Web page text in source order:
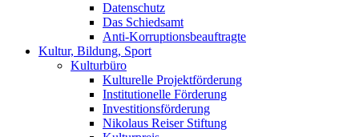
Datenschutz
Das Schiedsamt
Anti-Korruptionsbeauftragte
Kultur, Bildung, Sport
Kulturbüro
Kulturelle Projektförderung
Institutionelle Förderung
Investitionsförderung
Nikolaus Reiser Stiftung